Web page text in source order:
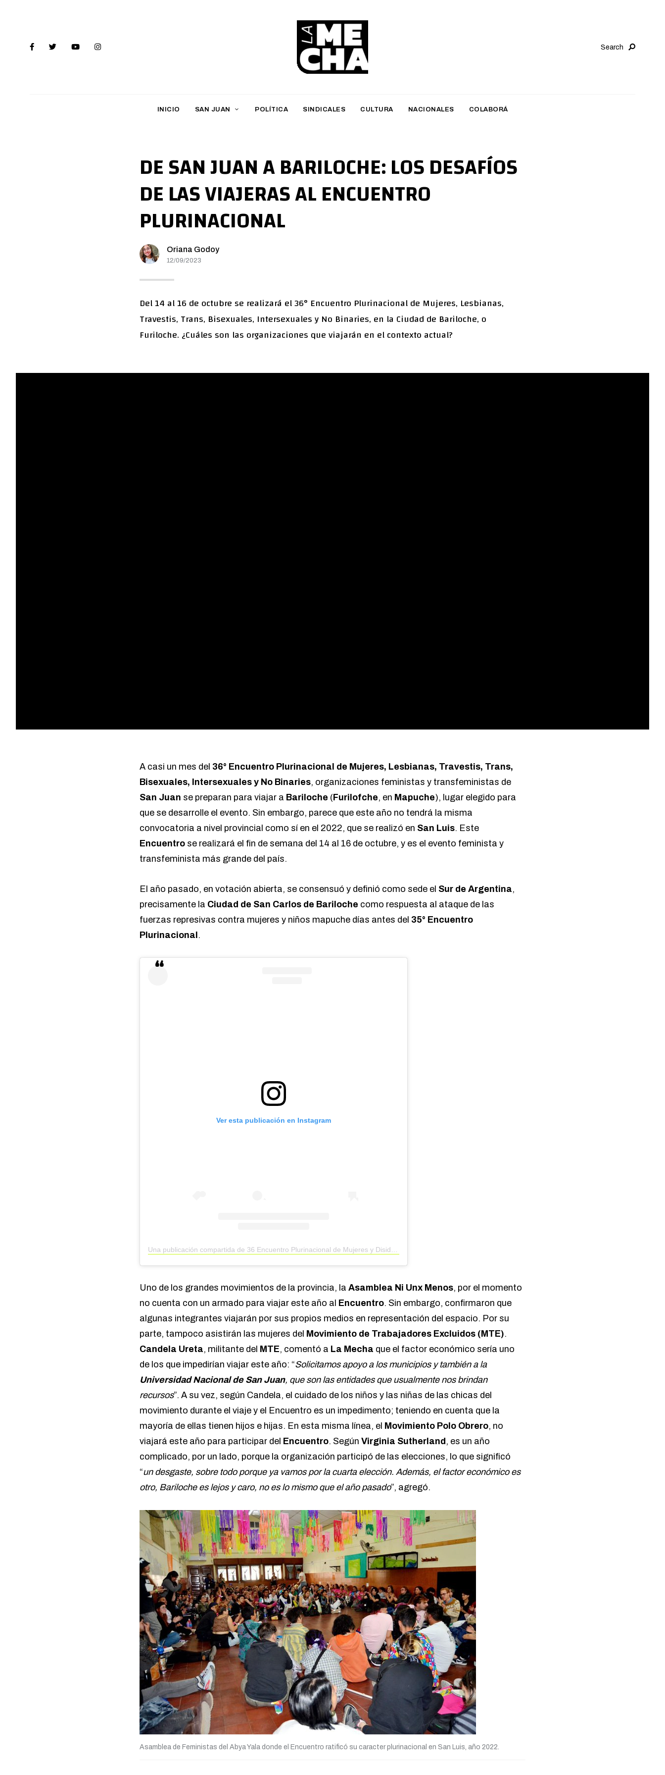
a
M
h
a
Search
INICIO SAN JUAN POLÍTICA SINDICALES CULTURA NACIONALES COLABORÁ
DE SAN JUAN A BARILOCHE: LOS DESAFÍOS
DE LAS VIAJERAS AL ENCUENTRO
PLURINACIONAL
Oriana Godoy
12/09/2023
Del 14 al 16 de octubre se realizará el 36° Encuentro Plurinacional de Mujeres, Lesbianas,
Travestis, Trans, Bisexuales, Intersexuales y No Binaries, en la Ciudad de Bariloche, o
Furiloche. ¿Cuáles son las organizaciones que viajarán en el contexto actual?
A casi un mes del 36° Encuentro Plurinacional de Mujeres, Lesbianas, Travestis, Trans,
Bisexuales, Intersexuales y No Binaries, organizaciones feministas y transfeministas de
San Juan se preparan para viajar a Bariloche (Furilofche, en Mapuche), lugar elegido para
que se desarrolle el evento. Sin embargo, parece que este año no tendrá la misma
convocatoria a nivel provincial como sí en el 2022, que se realizó en San Luis. Este
Encuentro se realizará el fin de semana del 14 al 16 de octubre, y es el evento feminista y
transfeminista más grande del país.
El año pasado, en votación abierta, se consensuó y definió como sede el Sur de Argentina,
precisamente la Ciudad de San Carlos de Bariloche como respuesta al ataque de las
fuerzas represivas contra mujeres y niños mapuche días antes del 35° Encuentro
Plurinacional.
Ver esta publicación en Instagram
Uno de los grandes movimientos de la provincia, la Asamblea Ni Unx Menos, por el momento
no cuenta con un armado para viajar este año al Encuentro. Sin embargo, confirmaron que
algunas integrantes viajarán por sus propios medios en representación del espacio. Por su
parte, tampoco asistirán las mujeres del Movimiento de Trabajadores Excluidos (MTE).
Candela Ureta, militante del MTE, comentó a La Mecha que el factor económico sería uno
de los que impedirían viajar este año: “Solicitamos apoyo a los municipios y también a la
Universidad Nacional de San Juan, que son las entidades que usualmente nos brindan
recursos”. A su vez, según Candela, el cuidado de los niños y las niñas de las chicas del
movimiento durante el viaje y el Encuentro es un impedimento; teniendo en cuenta que la
mayoría de ellas tienen hijos e hijas. En esta misma línea, el Movimiento Polo Obrero, no
viajará este año para participar del Encuentro. Según Virginia Sutherland , es un año
complicado, por un lado, porque la organización participó de las elecciones, lo que significó
“un desgaste, sobre todo porque ya vamos por la cuarta elección. Además, el factor económico es
otro, Bariloche es lejos y caro, no es lo mismo que el año pasado”, agregó.
Asamblea de Feministas del Abya Yala donde el Encuentro ratificó su caracter plurinacional en San Luis, año 2022.